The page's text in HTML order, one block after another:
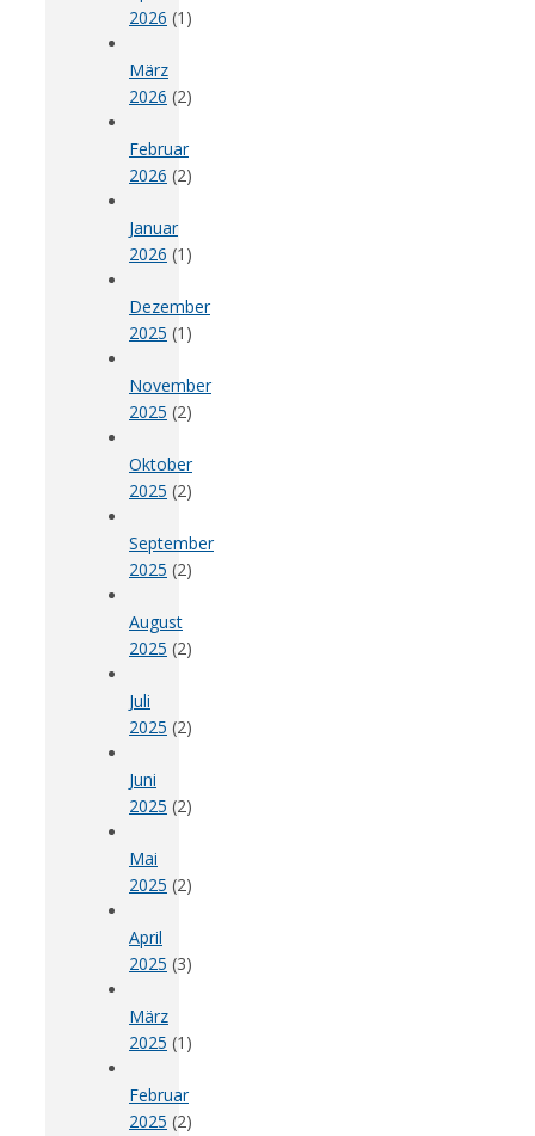
2026 (1)
März
2026 (2)
Februar
2026 (2)
Januar
2026 (1)
Dezember
2025 (1)
November
2025 (2)
Oktober
2025 (2)
September
2025 (2)
August
2025 (2)
Juli
2025 (2)
Juni
2025 (2)
Mai
2025 (2)
April
2025 (3)
März
2025 (1)
Februar
2025 (2)